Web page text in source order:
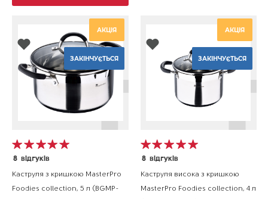
АКЦІЯ
ЗАКІНЧУЄТЬСЯ
8 відгуків
Каструля з кришкою MasterPro
Foodies collection, 5 л (BGMP-
АКЦІЯ
ЗАКІНЧУЄТЬСЯ
8 відгуків
Каструля висока з кришкою
MasterPro Foodies collection, 4 л